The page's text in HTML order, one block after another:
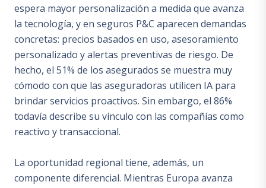
espera mayor personalización a medida que avanza
la tecnología, y en seguros P&C aparecen demandas
concretas: precios basados en uso, asesoramiento
personalizado y alertas preventivas de riesgo. De
hecho, el 51% de los asegurados se muestra muy
cómodo con que las aseguradoras utilicen IA para
brindar servicios proactivos. Sin embargo, el 86%
todavía describe su vínculo con las compañías como
reactivo y transaccional.
La oportunidad regional tiene, además, un
componente diferencial. Mientras Europa avanza